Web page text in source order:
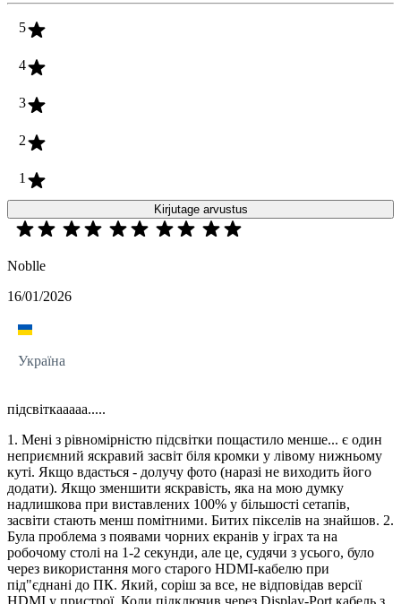
5
4
3
2
1
Kirjutage arvustus
Noblle
16/01/2026
Україна
підсвіткааааа.....
1. Мені з рівномірністю підсвітки пощастило менше... є один
неприємний яскравий засвіт біля кромки у лівому нижньому
куті. Якщо вдасться - долучу фото (наразі не виходить його
додати). Якщо зменшити яскравість, яка на мою думку
надлишкова при виставлених 100% у більшості сетапів,
засвіти стають менш помітними. Битих пікселів на знайшов. 2.
Була проблема з появами чорних екранів у іграх та на
робочому столі на 1-2 секунди, але це, судячи з усього, було
через використання мого старого HDMI-кабелю при
під"єднані до ПК. Який, соріш за все, не відповідав версії
HDMI у пристрої. Коли підключив через Display-Port кабель з